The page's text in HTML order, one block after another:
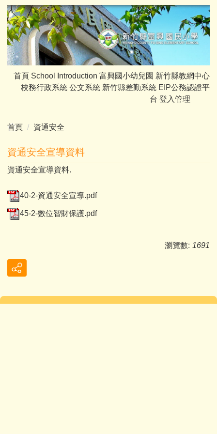
跳
到
主
要
內
容
首頁 School Introduction 富興國小幼兒園 新竹縣教網中心
校務行政系統 公文系統 新竹縣差勤系統 EIP公務認證平
台 登入管理
首頁 資通安全
資通安全宣導資料
資通安全宣導資料.
40-2-資通安全宣導.pdf
45-2-數位智財保護.pdf
瀏覽數: 1691